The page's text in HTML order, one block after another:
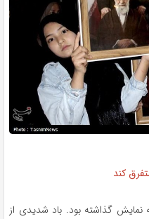
کند
گذاشته بود. باد شدیدی از